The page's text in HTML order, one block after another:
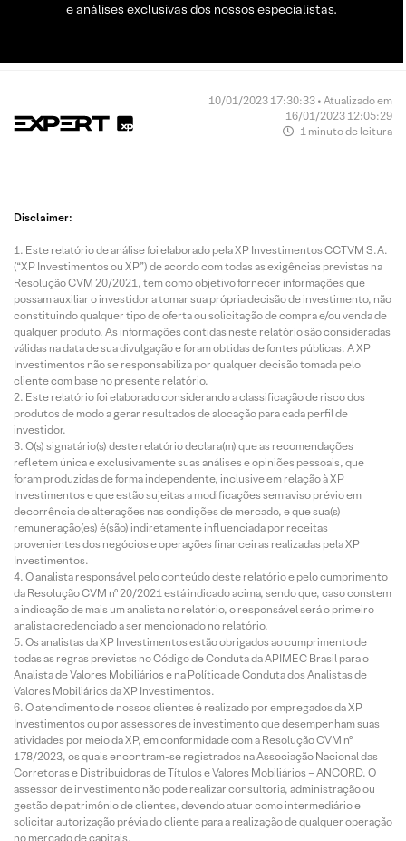
e análises exclusivas dos nossos especialistas.
10/01/2023 17:30:33 • Atualizado em
16/01/2023 12:05:29
1 minuto de leitura
Disclaimer:
Este relatório de análise foi elaborado pela XP Investimentos CCTVM S.A.
(“XP Investimentos ou XP”) de acordo com todas as exigências previstas na
Resolução CVM 20/2021, tem como objetivo fornecer informações que
possam auxiliar o investidor a tomar sua própria decisão de investimento, não
constituindo qualquer tipo de oferta ou solicitação de compra e/ou venda de
qualquer produto. As informações contidas neste relatório são consideradas
válidas na data de sua divulgação e foram obtidas de fontes públicas. A XP
Investimentos não se responsabiliza por qualquer decisão tomada pelo
cliente com base no presente relatório.
Este relatório foi elaborado considerando a classificação de risco dos
produtos de modo a gerar resultados de alocação para cada perfil de
investidor.
O(s) signatário(s) deste relatório declara(m) que as recomendações
refletem única e exclusivamente suas análises e opiniões pessoais, que
foram produzidas de forma independente, inclusive em relação à XP
Investimentos e que estão sujeitas a modificações sem aviso prévio em
decorrência de alterações nas condições de mercado, e que sua(s)
remuneração(es) é(são) indiretamente influenciada por receitas
provenientes dos negócios e operações financeiras realizadas pela XP
Investimentos.
O analista responsável pelo conteúdo deste relatório e pelo cumprimento
da Resolução CVM nº 20/2021 está indicado acima, sendo que, caso constem
a indicação de mais um analista no relatório, o responsável será o primeiro
analista credenciado a ser mencionado no relatório.
Os analistas da XP Investimentos estão obrigados ao cumprimento de
todas as regras previstas no Código de Conduta da APIMEC Brasil para o
Analista de Valores Mobiliários e na Política de Conduta dos Analistas de
Valores Mobiliários da XP Investimentos.
O atendimento de nossos clientes é realizado por empregados da XP
Investimentos ou por assessores de investimento que desempenham suas
atividades por meio da XP, em conformidade com a Resolução CVM nº
178/2023, os quais encontram-se registrados na Associação Nacional das
Corretoras e Distribuidoras de Títulos e Valores Mobiliários – ANCORD. O
assessor de investimento não pode realizar consultoria, administração ou
gestão de patrimônio de clientes, devendo atuar como intermediário e
solicitar autorização prévia do cliente para a realização de qualquer operação
no mercado de capitais.